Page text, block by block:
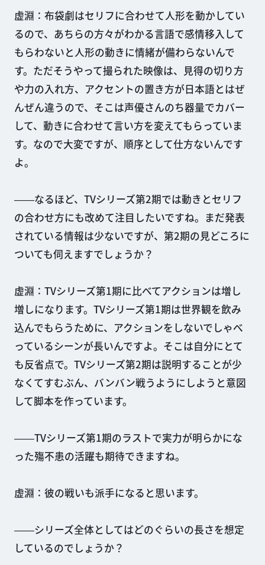
虚淵：布袋劇はセリフに合わせて人形を動かしてい
るので、あちらの方々がわかる言語で感情移入して
もらわないと人形の動きに情緒が備わらないんで
す。ただそうやって撮られた映像は、見得の切り方
や力の入れ方、アクセントの置き方が日本語とはぜ
んぜん違うので、そこは声優さんのち器量でカバー
して、動きに合わせて言い方を変えてもらっていま
す。なので大変ですが、順序として仕方ないんです
よ。
――なるほど、TVシリーズ第2期では動きとセリフ
の合わせ方にも改めて注目したいですね。まだ発表
されている情報は少ないですが、第2期の見どころに
ついても伺えますでしょうか？
虚淵：TVシリーズ第1期に比べてアクションは増し
増しになります。TVシリーズ第1期は世界観を飲み
込んでもらうために、アクションをしないでしゃべ
っているシーンが長いんですよ。そこは自分にとて
も反省点で。TVシリーズ第2期は説明することが少
なくてすむぶん、バンバン戦うようにしようと意図
して脚本を作っています。
――TVシリーズ第1期のラストで実力が明らかにな
った殤不患の活躍も期待できますね。
虚淵：彼の戦いも派手になると思います。
――シリーズ全体としてはどのぐらいの長さを想定
しているのでしょうか？